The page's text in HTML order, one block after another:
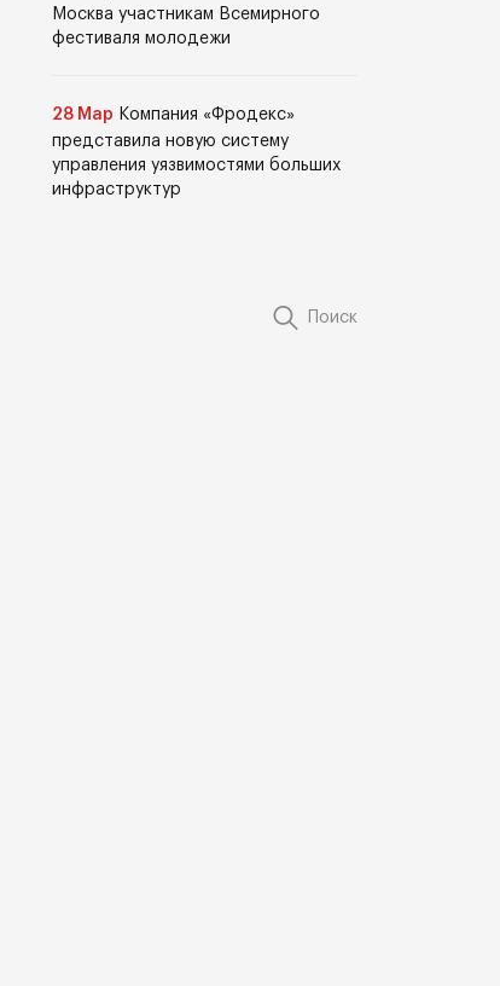
Москва участникам Всемирного
фестиваля молодежи
28 Мар Компания «Фродекс»
представила новую систему
управления уязвимостями больших
инфраструктур
Поиск